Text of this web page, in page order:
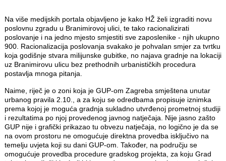
Na više medijskih portala objavljeno je kako HŽ želi izgraditi novu
poslovnu zgradu u Branimirovoj ulici, te tako racionalizirati
poslovanje i na jedno mjesto smjestiti sve zaposlenike - njih ukupno
900. Racionalizacija poslovanja svakako je pohvalan smjer za tvrtku
koja godišnje stvara milijunske gubitke, no najava gradnje na lokaciji
uz Branimirovu ulicu bez prethodnih urbanističkih procedura
postavlja mnoga pitanja.
Naime, riječ je o zoni koja je GUP-om Zagreba smještena unutar
urbanog pravila 2.10., a za koju se odredbama propisuje iznimka
prema kojoj je moguća gradnja sukladno utvrđenoj prometnoj studiji
i rezultatima po njoj provedenog javnog natječaja. Nije jasno zašto
GUP nije i grafički prikazao tu obvezu natječaja, no logično je da se
na ovom prostoru ne omogućuje direktna provedba isključivo na
temelju uvjeta koji su dani GUP-om. Također, na području se
omogućuje provedba procedure gradskog projekta, za koju Grad